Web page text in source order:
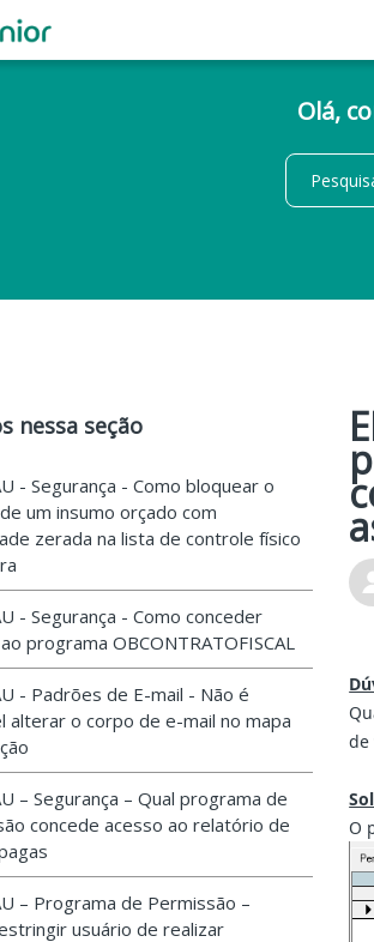
Olá,
nessa seção
- Segurança - Como bloquear o
um insumo orçado com
zerada na lista de controle físico
- Segurança - Como conceder
programa OBCONTRATOFISCAL
- Padrões de E-mail - Não é
alterar o corpo de e-mail no mapa
– Segurança – Qual programa de
concede acesso ao relatório de
– Programa de Permissão –
usuário de realizar
de
O